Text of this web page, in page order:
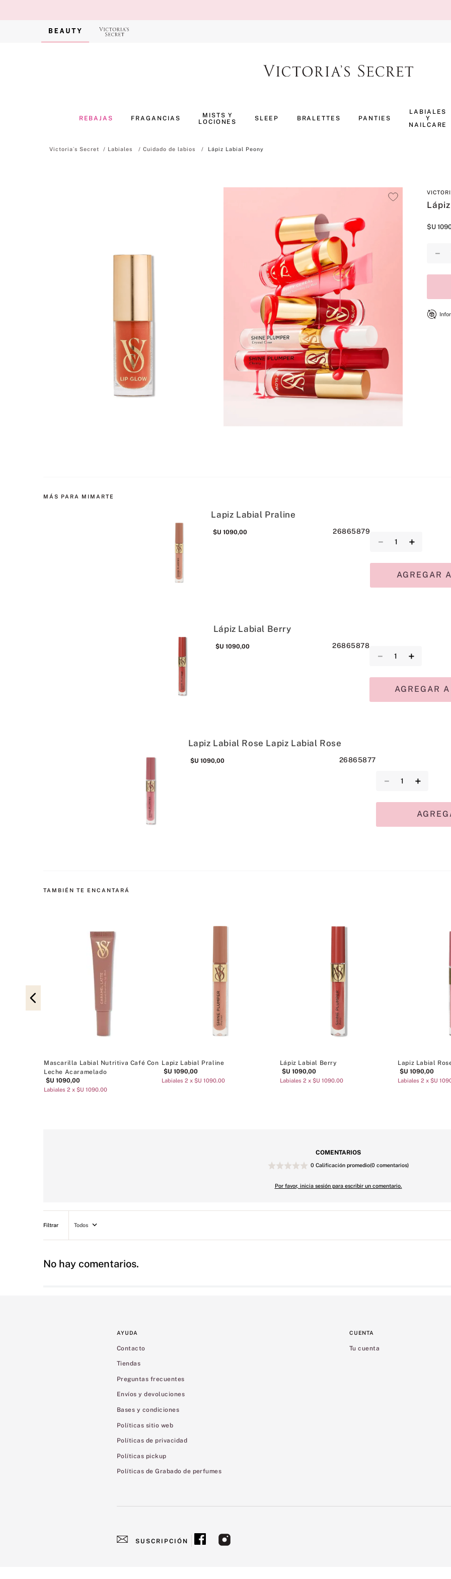
REBAJAS FRAGANCIAS
MISTS Y
LOCIONES
SLEEP BRALETTES PANTIES
LABIALES
Y
NAILCARE
Labiales Cuidado de labios Lápiz Labial Peony
$U
－
MÁS PARA MIMARTE
Lapiz Labial Praline
$U 1090,00 26865879
＋
－
AGREGAR
Lápiz Labial Berry
$U 1090,00 26865878
＋
－
AGREGAR
Lapiz Labial Rose Lapiz Labial Rose
$U 1090,00 26865877
＋
－
TAMBIÉN TE ENCANTARÁ
Mascarilla Labial Nutritiva Café Con
Leche Acaramelado
$U 1090,00
Labiales 2 x $U 1090.00
Lapiz Labial Praline
$U 1090,00
Labiales 2 x $U 1090.00
Lápiz Labial Berry
$U 1090,00
Labiales 2 x $U 1090.00
Lapiz Labial
$U 1090,00
Labiales 2 x $U
COMENTARIOS
0 Calificación promedio(0 comentarios)
Por favor, inicia sesión para escribir un comentario.
Todos
No hay comentarios.
AYUDA
Contacto
Tiendas
Preguntas frecuentes
Envíos y devoluciones
Bases y condiciones
Políticas sitio web
Políticas de privacidad
Políticas pickup
Políticas de Grabado de perfumes
CUENTA
Tu cuenta
SUSCRIPCIÓN
7.
splash
8.
mist
9.
bare vanilla
10. body